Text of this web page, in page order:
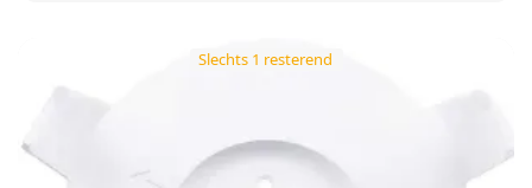
Slechts 1 resterend